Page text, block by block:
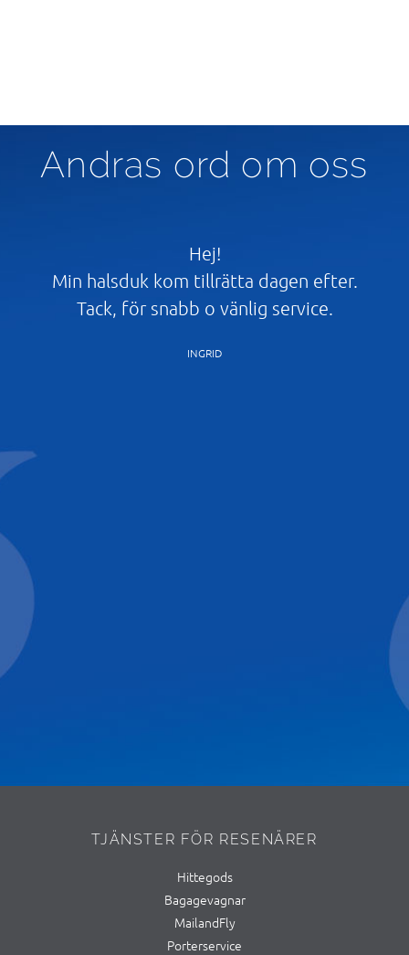
Andras ord om oss
Hej!
Min halsduk kom tillrätta dagen efter.
Tack, för snabb o vänlig service.
INGRID
TJÄNSTER FÖR RESENÄRER
Hittegods
Bagagevagnar
MailandFly
Porterservice